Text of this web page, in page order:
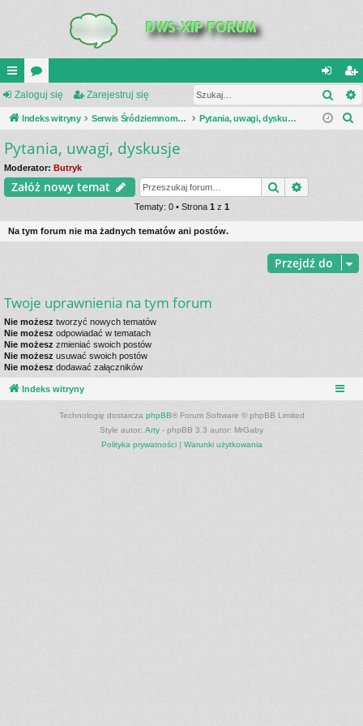
UI
C
K
_L
IN
S
or
a
al
og
ar
ej
ę
Zaloguj się Zarejestruj się
Indeks witryny Serwis Śródziemnomorski Teatr Działań Wojennych Pytania, uwagi, dyskusje
Pytania, uwagi, dyskusje
Moderator: Butryk
Załóż nowy temat Szukaj
Tematy: 0 • Strona 1 z 1
Na tym forum nie ma żadnych tematów ani postów.
Przejdź do
Twoje uprawnienia na tym forum
Nie możesz tworzyć nowych tematów
Nie możesz odpowiadać w tematach
Nie możesz zmieniać swoich postów
Nie możesz usuwać swoich postów
Nie możesz dodawać załączników
Indeks witryny
Technologię dostarcza phpBB® Forum Software © phpBB Limited
Style autor: Arty - phpBB 3.3 autor: MrGaby
Polityka prywatności| Warunki użytkowania